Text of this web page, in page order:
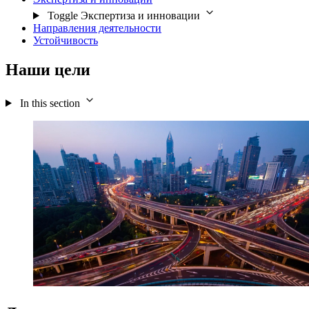
Toggle Экспертиза и инновации
Направления деятельности
Устойчивость
Наши цели
In this section